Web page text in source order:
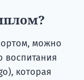
можно
воспитания
которая